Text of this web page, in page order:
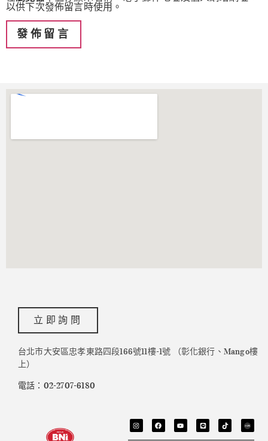
以供下次發佈留言時使用。
立即詢問
台北市大安區忠孝東路四段166號11樓-1號 （彰化銀行、Mango樓
上）
電話：02-2707-6180